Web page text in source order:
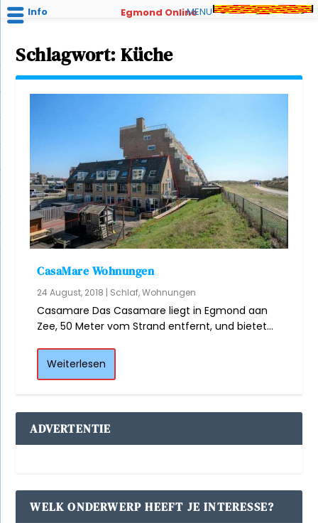
Schlagwort:Küche
CasaMare Wohnungen
24 August, 2018 | Schlaf,Wohnungen
Casamare Das Casamare liegt in Egmond aan
Zee, 50 Meter vom Strand entfernt, und bietet...
Weiterlesen
ADVERTENTIE
WELK ONDERWERP HEEFT JE INTERESSE?
Info Egmond OnlineMENU